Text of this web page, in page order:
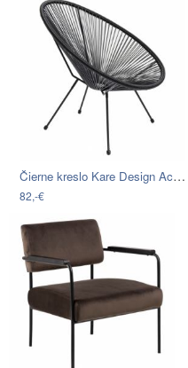
Čierne kreslo Kare Design Acapulco
82,-€